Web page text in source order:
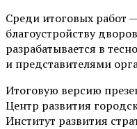
Среди итоговых работ
благоустройству
разрабатывается в
и представителями
Итоговую версию
Центр развития
Институт развития